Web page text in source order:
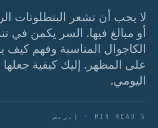
لا يجب أن تشعر البنطلونات
أو مبالغ فيها. السر يكمن في
الكاجوال المناسبة وفهم كيف
على المظهر. إليك كيفية جعلها
اليومي.
5 MIN READ · إيريس